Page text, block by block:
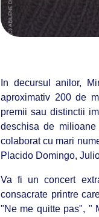
In decursul anilor,
aproximativ 200 de
premii sau distinctii
deschisa de
colaborat cu mari
Placido Domingo,
Va fi un concert
consacrate printre
"Ne me quitte pas", "